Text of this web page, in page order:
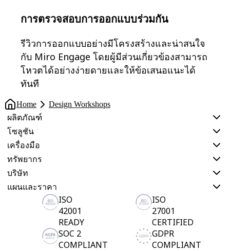
การตรวจสอบการออกแบบร่วมกัน
รีวิวการออกแบบอย่างมีโครงสร้างและน่าสนใจ
กับ Miro Engage โดยผู้มีส่วนเกี่ยวข้องสามารถ
โหวตได้อย่างง่ายดายและให้ข้อเสนอแนะได้
ทันที
Home Design Workshops
ผลิตภัณฑ์
โซลูชัน
เครื่องมือ
ทรัพยากร
บริษัท
แผนและราคา
ISO
42001
READY
ISO
27001
CERTIFIED
SOC 2
COMPLIANT
GDPR
COMPLIANT